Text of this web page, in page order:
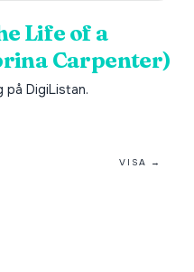
Life of a
Carpenter)
på DigiListan.
VISA →